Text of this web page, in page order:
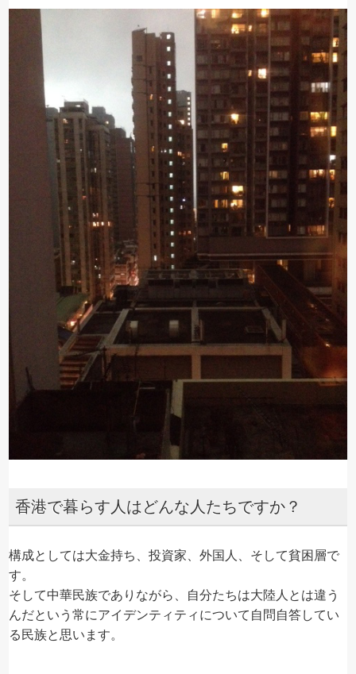
香港で暮らす人はどんな人たちですか？
構成としては大金持ち、投資家、外国人、そして貧困層で
す。
そして中華民族でありながら、自分たちは大陸人とは違う
んだという常にアイデンティティについて自問自答してい
る民族と思います。